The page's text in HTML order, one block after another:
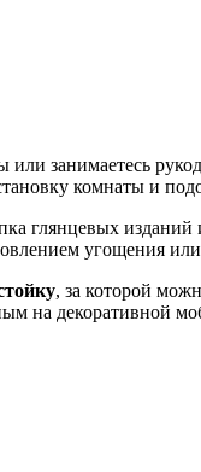
занимаетесь
комнаты и
глянцевых изданий
угощения
, за которой
на декоративной